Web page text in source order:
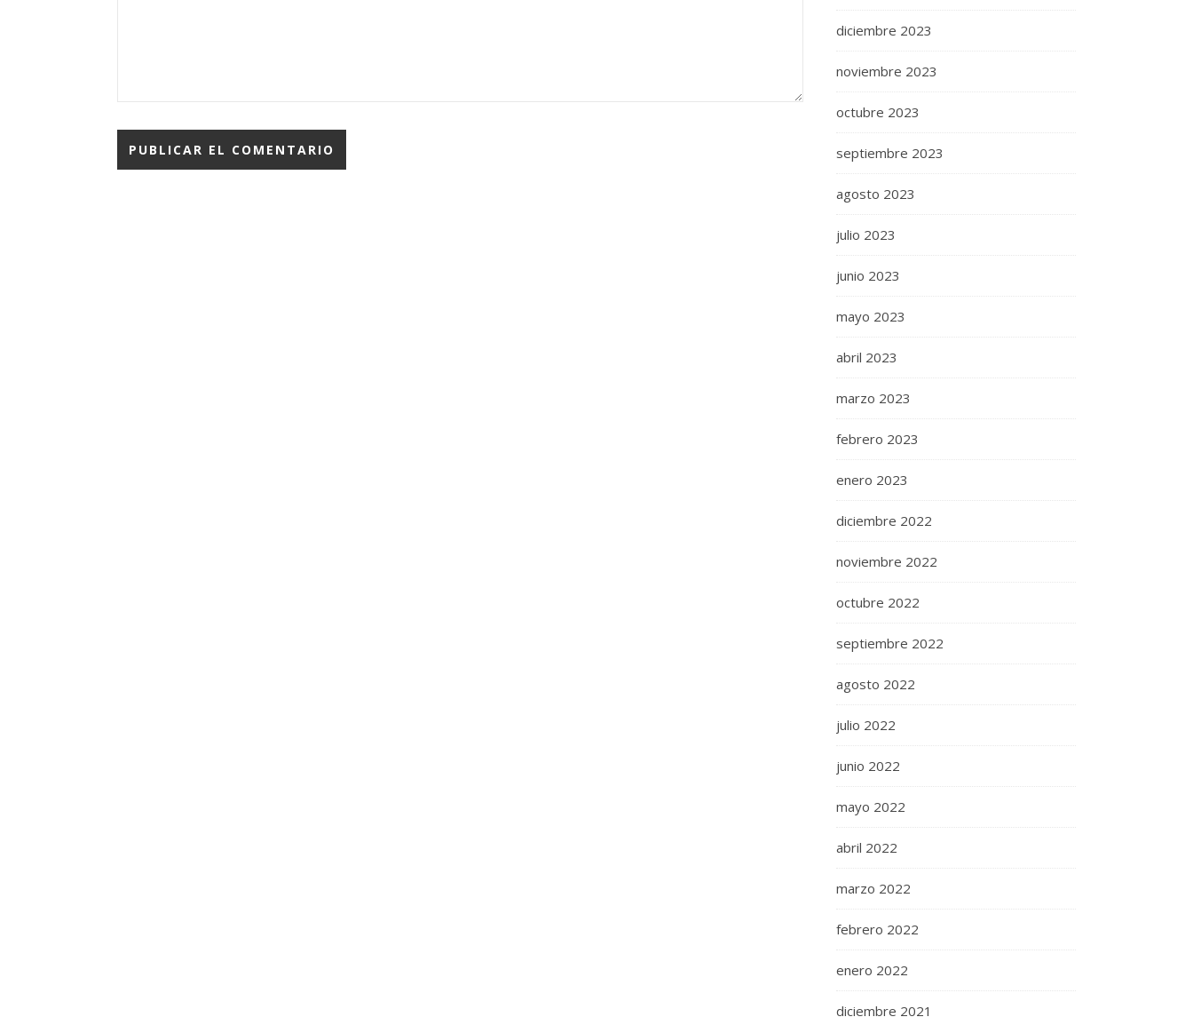
diciembre 2023
noviembre 2023
octubre 2023
septiembre 2023
agosto 2023
julio 2023
junio 2023
mayo 2023
abril 2023
marzo 2023
febrero 2023
enero 2023
diciembre 2022
noviembre 2022
octubre 2022
septiembre 2022
agosto 2022
julio 2022
junio 2022
mayo 2022
abril 2022
marzo 2022
febrero 2022
enero 2022
diciembre 2021